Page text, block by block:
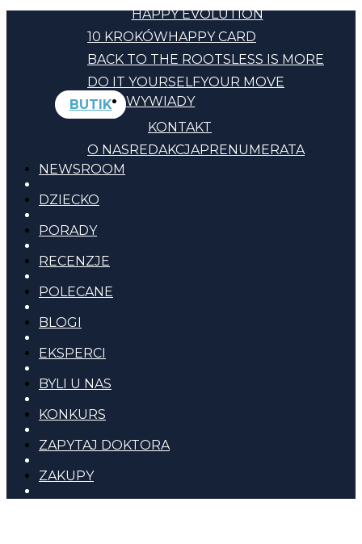
HAPPY EVOLUTION
10 KROKÓWHAPPY CARD
BACK TO THE ROOTSLESS IS MORE
DO IT YOURSELFYOUR MOVE
BUTIK
KONTAKT
O NASREDAKCJAPRENUMERATA
WYWIADY
NEWSROOM
DZIECKO
PORADY
RECENZJE
POLECANE
BLOGI
EKSPERCI
BYLI U NAS
KONKURS
ZAPYTAJ DOKTORA
ZAKUPY